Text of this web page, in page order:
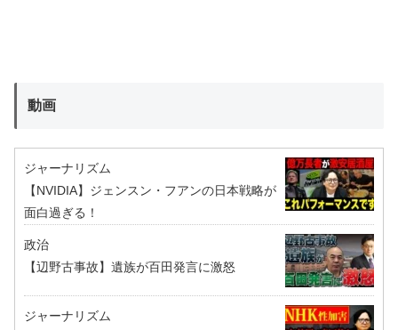
動画
ジャーナリズム
【NVIDIA】ジェンスン・フアンの日本戦略が
面白過ぎる！
政治
【辺野古事故】遺族が百田発言に激怒
ジャーナリズム